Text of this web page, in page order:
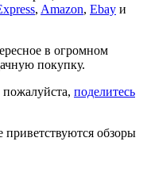
, Amazon, Ebay и
в огромном
покупку.
поделитесь
приветствуются обзоры